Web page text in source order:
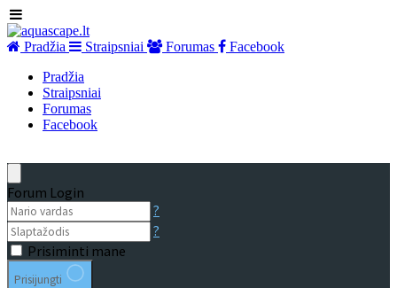
Pradžia Straipsniai Forumas
Facebook
Pradžia
Straipsniai
Forumas
Facebook
Forum Login
?
?
Prisiminti mane
Prisijungti